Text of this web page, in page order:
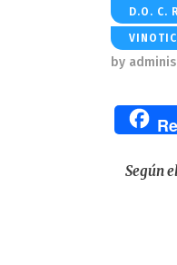
D.O. C.
by
Según